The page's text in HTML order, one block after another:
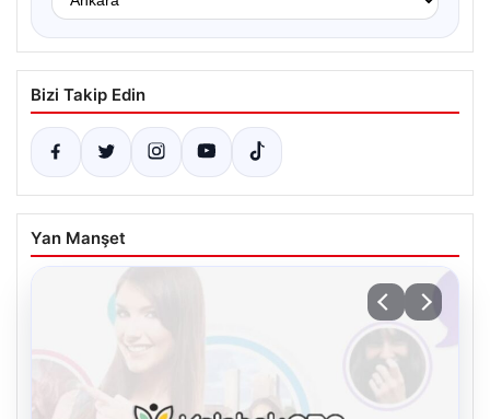
Bizi Takip Edin
Yan Manşet